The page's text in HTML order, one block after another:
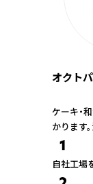
オクト
ケーキ・
かります
1
自社工場